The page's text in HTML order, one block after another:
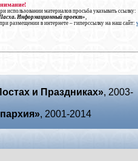
использовании материалов просьба указывать ссылку:
Информационный проект»
размещении в интернете – гиперссылку на наш сайт:
и Праздниках», 2003-
, 2001-2014